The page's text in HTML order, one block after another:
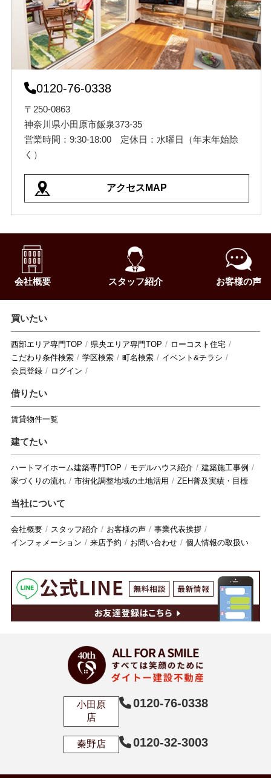
0120-76-0338
〒250-0863
神奈川県小田原市飯泉373-35
営業時間：9:30-18:00 定休日：水曜日（年末年始除
く）
アクセスMAP
会社概要 スタッフ紹介 お客様の声
買いたい
西部エリア専門TOP 県央エリア専門TOP
ローコスト住宅
こだわり条件検索
学区検索 町名検索
イベント&チラシ
会員登録
ログイン
借りたい
賃貸物件一覧
建てたい
ハートマイホーム建築専門TOP モデルハウス紹介
建築施工事例
家づくりの流れ
市街化調整地域の土地活用 ZEH普及実績・目標
当社について
会社概要 スタッフ紹介 お客様の声
事業代表挨拶
インフォメーション
来店予約 お問い合わせ 個人情報の取扱い
小田原
店
0120-76-0338
秦野店 0120-32-3003